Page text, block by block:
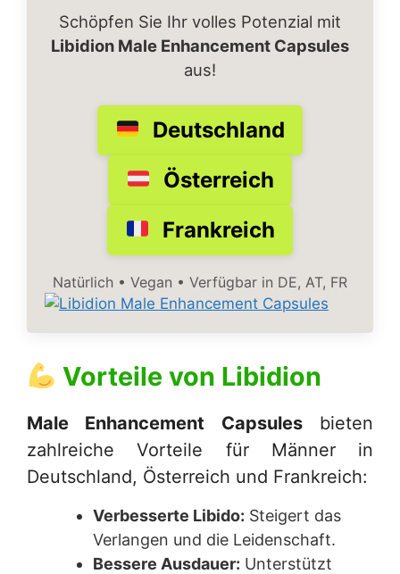
Schöpfen Sie Ihr volles Potenzial mit
Libidion Male Enhancement Capsules
aus!
Deutschland
Österreich
Frankreich
Natürlich • Vegan • Verfügbar in DE, AT, FR
Vorteile von Libidion
Male Enhancement Capsulesbieten
zahlreiche Vorteile für Männer in
Deutschland, Österreich und Frankreich:
Verbesserte Libido: Steigert das
Verlangen und die Leidenschaft.
Bessere Ausdauer: Unterstützt